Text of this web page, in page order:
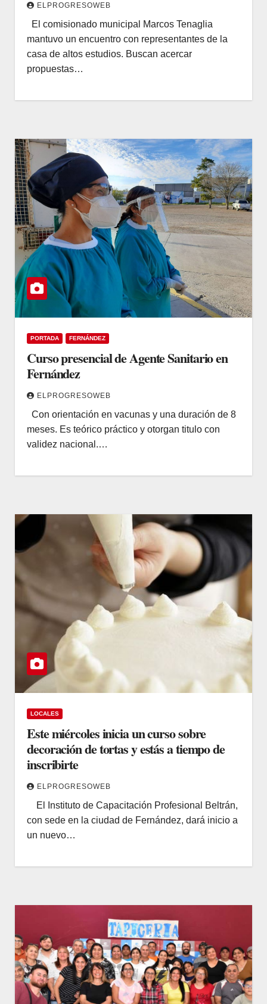
ELPROGRESOWEB
El comisionado municipal Marcos Tenaglia
mantuvo un encuentro con representantes de la
casa de altos estudios. Buscan acercar
propuestas…
PORTADA FERNÁNDEZ
Curso presencial de Agente Sanitario en
Fernández
ELPROGRESOWEB
Con orientación en vacunas y una duración de 8
meses. Es teórico práctico y otorgan titulo con
validez nacional.…
LOCALES
Este miércoles inicia un curso sobre
decoración de tortas y estás a tiempo de
inscribirte
ELPROGRESOWEB
El Instituto de Capacitación Profesional Beltrán,
con sede en la ciudad de Fernández, dará inicio a
un nuevo…